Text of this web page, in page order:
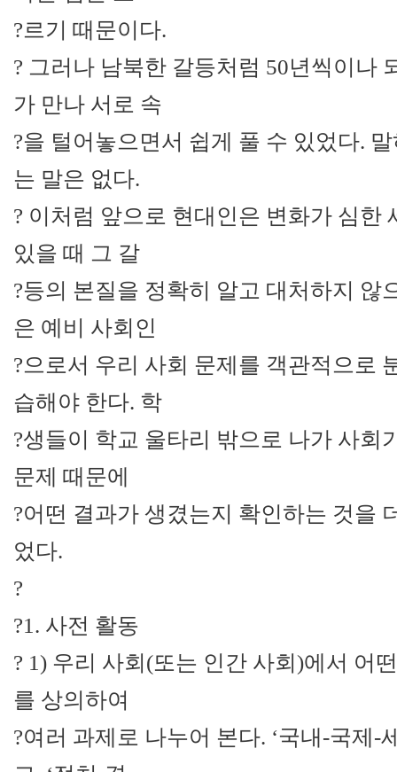
?르기 때문이다.
? 그러나 남북한 갈등처럼 50년씩이나
가 만나 서로 속
?을 털어놓으면서 쉽게 풀 수 있었다.
는 말은 없다.
? 이처럼 앞으로 현대인은 변화가 심한
있을 때 그 갈
?등의 본질을 정확히 알고 대처하지 않
은 예비 사회인
?으로서 우리 사회 문제를 객관적으로
습해야 한다. 학
?생들이 학교 울타리 밖으로 나가 사회
문제 때문에
?어떤 결과가 생겼는지 확인하는 것을
었다.
?
?1. 사전 활동
? 1) 우리 사회(또는 인간 사회)에서 어
를 상의하여
?여러 과제로 나누어 본다. ‘국내-국제-